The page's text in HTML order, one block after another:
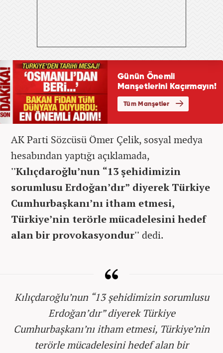
AK Parti Sözcüsü Ömer Çelik, sosyal medya
hesabından yaptığı açıklamada,
''Kılıçdaroğlu’nun “13 şehidimizin
sorumlusu Erdoğan’dır” diyerek Türkiye
Cumhurbaşkanı’nı itham etmesi,
Türkiye’nin terörle mücadelesini hedef
alan bir provokasyondur'' dedi.
Kılıçdaroğlu’nun “13 şehidimizin sorumlusu
Erdoğan’dır” diyerek Türkiye
Cumhurbaşkanı’nı itham etmesi, Türkiye’nin
terörle mücadelesini hedef alan bir